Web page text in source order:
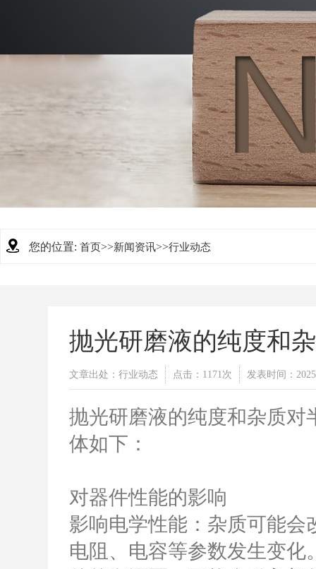
您的位置: 首页>>新闻资讯>>行业动态
抛光研磨液的纯度和
文章出处：行业动态 点击：1171次 发表时间：
抛光研磨液的纯度和杂质对
体如下：
对器件性能的影响
影响电学性能：杂质可能
电阻、电容等参数发生变